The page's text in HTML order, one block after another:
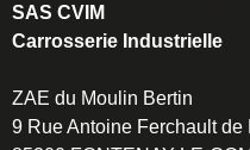
SAS CVIM
Carrosserie Industrielle
ZAE du Moulin Bertin
9 Rue Antoine Ferchault de